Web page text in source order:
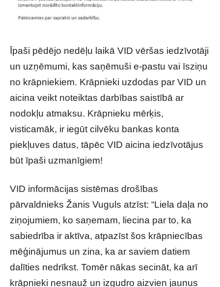
Īpaši pēdējo nedēļu laikā VID vēršas iedzīvotāji
un uzņēmumi, kas saņēmuši e-pastu vai īsziņu
no krāpniekiem. Krāpnieki uzdodas par VID un
aicina veikt noteiktas darbības saistībā ar
nodokļu atmaksu. Krāpnieku mērķis,
visticamāk, ir iegūt cilvēku bankas konta
piekļuves datus, tāpēc VID aicina iedzīvotājus
būt īpaši uzmanīgiem!
VID informācijas sistēmas drošības
pārvaldnieks Žanis Vuguls atzīst: “Liela daļa no
ziņojumiem, ko saņemam, liecina par to, ka
sabiedrība ir aktīva, atpazīst šos krāpniecības
mēģinājumus un zina, ka ar saviem datiem
dalīties nedrīkst. Tomēr nākas secināt, ka arī
krāpnieki nesnauž un izgudro aizvien jaunus